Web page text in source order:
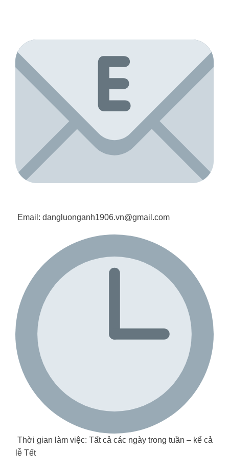
Email: dangluonganh1906.vn@gmail.com
Thời gian làm việc: Tất cả các ngày trong tuần – kể cả
lễ Tết